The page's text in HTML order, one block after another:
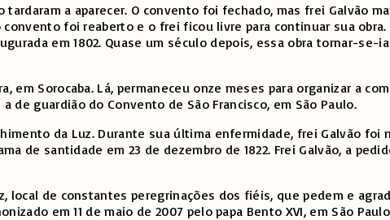
a aparecer. O convento foi fechado, mas frei Galvão
foi reaberto e o frei ficou livre para continuar sua
em 1802. Quase um século depois, essa obra tornar-se-
em Sorocaba. Lá, permaneceu onze meses para organizar a
de guardião do Convento de São Francisco, em São Paulo.
da Luz. Durante sua última enfermidade, frei Galvão foi
de santidade em 23 de dezembro de 1822. Frei Galvão, a
de constantes peregrinações dos fiéis, que pedem e
em 11 de maio de 2007 pelo papa Bento XVI, em São